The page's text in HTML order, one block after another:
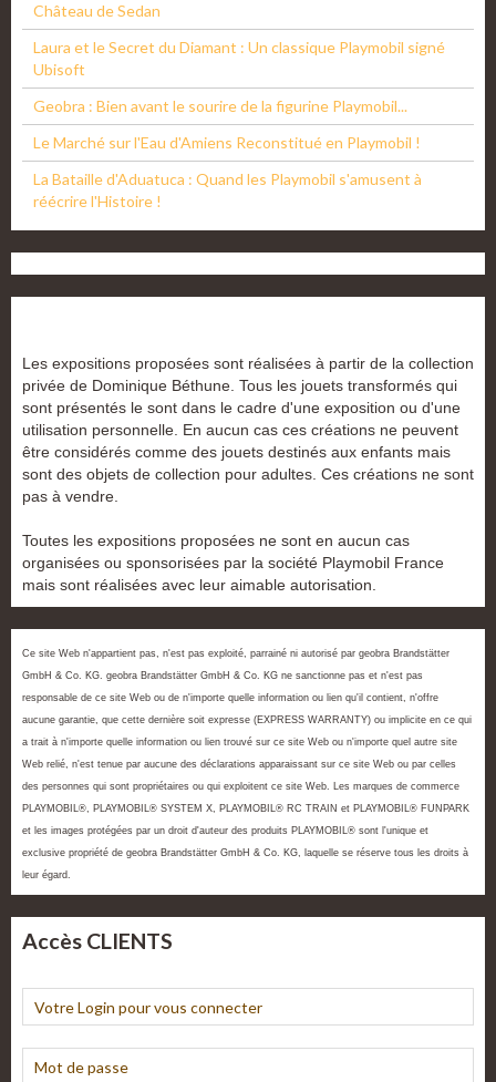
Château de Sedan
Laura et le Secret du Diamant : Un classique Playmobil signé
Ubisoft
Geobra : Bien avant le sourire de la figurine Playmobil...
Le Marché sur l'Eau d'Amiens Reconstitué en Playmobil !
La Bataille d'Aduatuca : Quand les Playmobil s'amusent à
réécrire l'Histoire !
Les expositions proposées sont réalisées à partir de la collection
privée de Dominique Béthune. Tous les jouets transformés qui
sont présentés le sont dans le cadre d'une exposition ou d'une
utilisation personnelle. En aucun cas ces créations ne peuvent
être considérés comme des jouets destinés aux enfants mais
sont des objets de collection pour adultes. Ces créations ne sont
pas à vendre.
Toutes les expositions proposées ne sont en aucun cas
organisées ou sponsorisées par la société Playmobil France
mais sont réalisées avec leur aimable autorisation.
Ce site Web n'appartient pas, n'est pas exploité, parrainé ni autorisé par geobra Brandstätter
GmbH & Co. KG. geobra Brandstätter GmbH & Co. KG ne sanctionne pas et n'est pas
responsable de ce site Web ou de n'importe quelle information ou lien qu'il contient, n'offre
aucune garantie, que cette dernière soit expresse (EXPRESS WARRANTY) ou implicite en ce qui
a trait à n'importe quelle information ou lien trouvé sur ce site Web ou n'importe quel autre site
Web relié, n'est tenue par aucune des déclarations apparaissant sur ce site Web ou par celles
des personnes qui sont propriétaires ou qui exploitent ce site Web. Les marques de commerce
PLAYMOBIL®, PLAYMOBIL® SYSTEM X, PLAYMOBIL® RC TRAIN et PLAYMOBIL® FUNPARK
et les images protégées par un droit d'auteur des produits PLAYMOBIL® sont l'unique et
exclusive propriété de geobra Brandstätter GmbH & Co. KG, laquelle se réserve tous les droits à
leur égard.
Accès CLIENTS